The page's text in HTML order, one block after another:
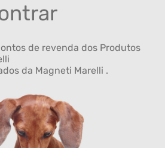
de revenda dos Produtos
da Magneti Marelli .